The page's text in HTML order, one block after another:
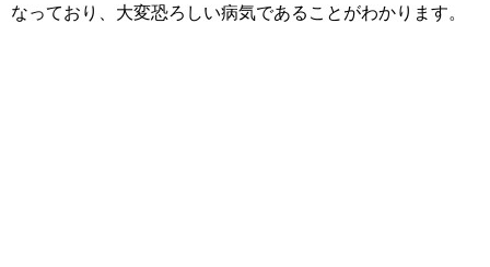
なっており、大変恐ろしい病気であることがわかります。